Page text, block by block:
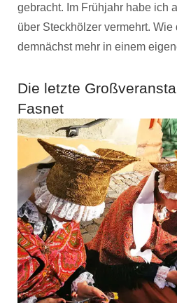
gebracht. Im Frühjahr habe ich
über Steckhölzer vermehrt.
demnächst mehr in einem
Die letzte
Fasnet